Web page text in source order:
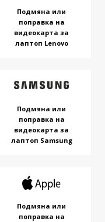
Подмяна или
поправка на
видеокарта за
лаптоп Lenovo
Подмяна или
поправка на
видеокарта за
лаптоп Samsung
Подмяна или
поправка на